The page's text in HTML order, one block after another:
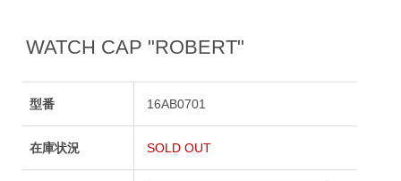
WATCH CAP "ROBERT"
型番 16AB0701
在庫状況 SOLD OUT